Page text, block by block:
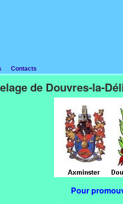
Contacts
de Douvres-la-
Pour